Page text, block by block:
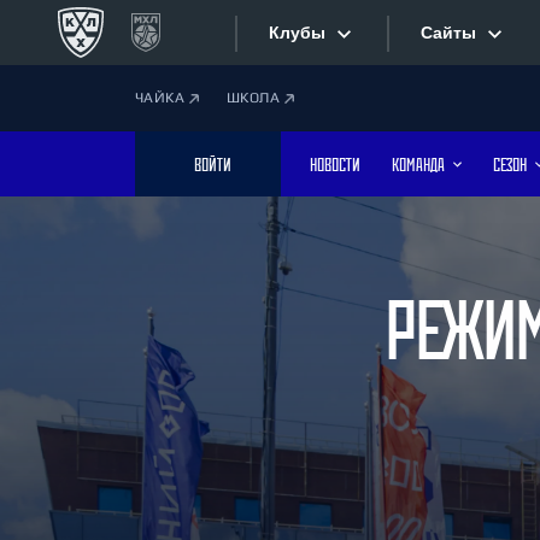
Клубы
Дивизион Боброва
Лада
СКА
Дивизион Тарасова
Динамо Мн
Динамо М
Сайты
ЧАЙКА ШКОЛА
ВОЙТИ НОВОСТИ КОМАНДА СЕЗОН